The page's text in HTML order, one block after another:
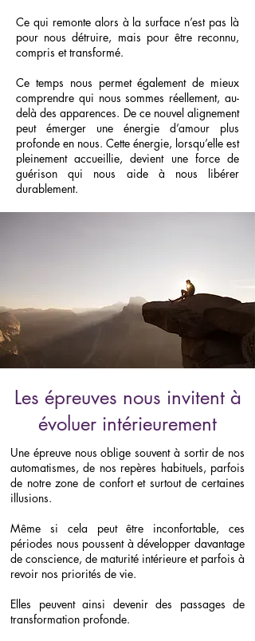
Ce qui remonte alors à la surface n’est pas là
pour nous détruire, mais pour être reconnu,
compris et transformé.
Ce temps nous permet également de mieux
comprendre qui nous sommes réellement, au-
delà des apparences. De ce nouvel alignement
peut émerger une énergie d’amour plus
profonde en nous. Cette énergie, lorsqu’elle est
pleinement accueillie, devient une force de
guérison qui nous aide à nous libérer
durablement.
Les épreuves nous invitent à
évoluer intérieurement
Une épreuve nous oblige souvent à sortir de nos
automatismes, de nos repères habituels, parfois
de notre zone de confort et surtout de certaines
illusions.
Même si cela peut être inconfortable, ces
périodes nous poussent à développer davantage
de conscience, de maturité intérieure et parfois à
revoir nos priorités de vie.
Elles peuvent ainsi devenir des passages de
transformation profonde.